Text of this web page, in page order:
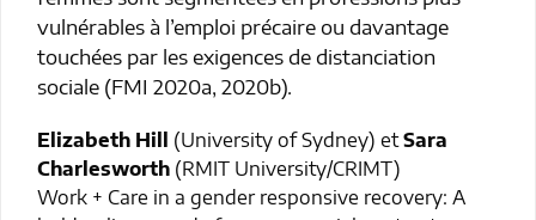
vulnérables à l’emploi précaire ou davantage
touchées par les exigences de distanciation
sociale (FMI 2020a, 2020b).
Elizabeth Hill (University of Sydney) etSara
Charlesworth (RMIT University/CRIMT)
Work + Care in a gender responsive recovery: A